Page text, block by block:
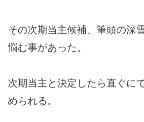
その次期当主候補、筆頭の深
悩む事があった。
次期当主と決定したら直ぐに
められる。